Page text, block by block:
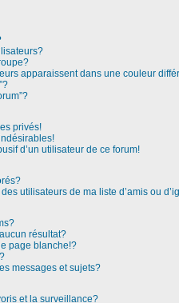
apparaissent dans une couleur
privés!
d’un utilisateur de ce forum!
utilisateurs de ma liste d’amis ou
résultat?
page blanche!?
messages et sujets?
et la surveillance?